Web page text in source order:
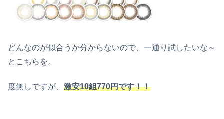
どんなのが似合うか分からないので、一通り試したいな～
とこちらを。
度無しですが、 激安10組770円です！！